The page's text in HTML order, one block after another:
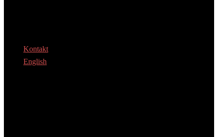
Kontakt
English